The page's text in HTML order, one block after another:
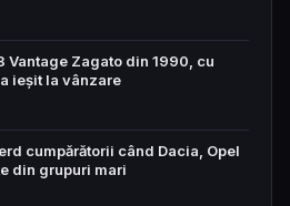
Vantage Zagato din 1990, cu
ieșit la vânzare
cumpărătorii când Dacia, Opel
din grupuri mari